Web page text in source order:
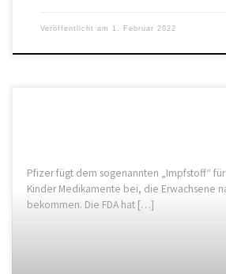
Veröffentlicht am 1. Februar 2022
Pfizer fügt dem sogenannten „Impfstoff“
Kinder Medikamente bei, die Erwachsene
bekommen. Die FDA hat […]